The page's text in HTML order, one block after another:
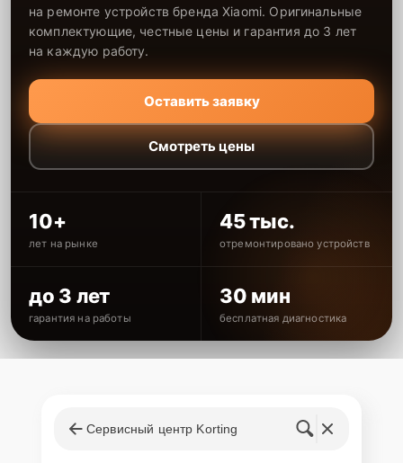
на ремонте устройств бренда Xiaomi. Оригинальные
комплектующие, честные цены и гарантия до 3 лет
на каждую работу.
Оставить заявку
Смотреть цены
10+
лет на рынке
45 тыс.
отремонтировано устройств
до 3 лет
гарантия на работы
30 мин
бесплатная диагностика
Сервисный центр Korting